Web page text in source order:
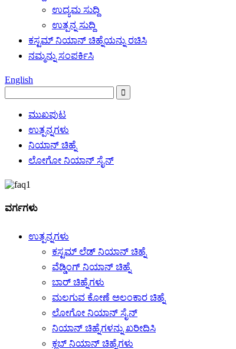
ಉದ್ಯಮ ಸುದ್ದಿ
ಉತ್ಪನ್ನ ಸುದ್ದಿ
ಕಸ್ಟಮ್ ನಿಯಾನ್ ಚಿಹ್ನೆಯನ್ನು ರಚಿಸಿ
ನಮ್ಮನ್ನು ಸಂಪರ್ಕಿಸಿ
English
ಮುಖಪುಟ
ಉತ್ಪನ್ನಗಳು
ನಿಯಾನ್ ಚಿಹ್ನೆ
ಲೋಗೋ ನಿಯಾನ್ ಸೈನ್
ವರ್ಗಗಳು
ಉತ್ಪನ್ನಗಳು
ಕಸ್ಟಮ್ ಲೆಡ್ ನಿಯಾನ್ ಚಿಹ್ನೆ
ವೆಡ್ಡಿಂಗ್ ನಿಯಾನ್ ಚಿಹ್ನೆ
ಬಾರ್ ಚಿಹ್ನೆಗಳು
ಮಲಗುವ ಕೋಣೆ ಅಲಂಕಾರ ಚಿಹ್ನೆ
ಲೋಗೋ ನಿಯಾನ್ ಸೈನ್
ನಿಯಾನ್ ಚಿಹ್ನೆಗಳನ್ನು ಖರೀದಿಸಿ
ಕ್ಲಬ್ ನಿಯಾನ್ ಚಿಹ್ನೆಗಳು